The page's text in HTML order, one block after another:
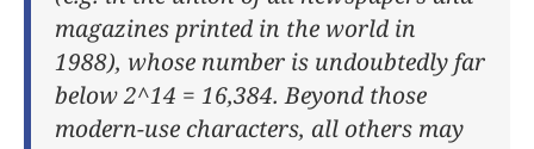
magazines printed in the world in
1988), whose number is undoubtedly far
below 2^14 = 16,384. Beyond those
modern-use characters, all others may